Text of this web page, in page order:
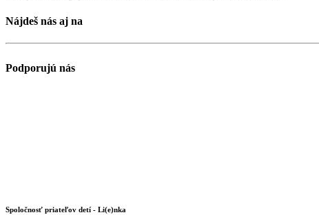
Nájdeš nás aj na
Podporujú nás
Spoločnosť priateľov detí - Li(e)nka